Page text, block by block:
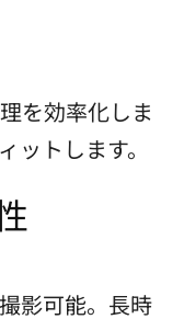
を効率化しま
ットします。
影可能。長時